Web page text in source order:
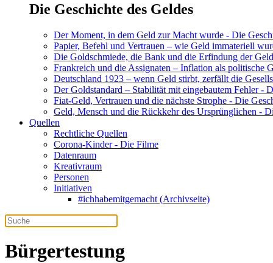
Die Geschichte des Geldes
Der Moment, in dem Geld zur Macht wurde - Die
Papier, Befehl und Vertrauen – wie Geld immateriell
Die Goldschmiede, die Bank und die Erfindung der
Frankreich und die Assignaten – Inflation als politische
Deutschland 1923 – wenn Geld stirbt, zerfällt die
Der Goldstandard – Stabilität mit eingebautem Fehler -
Fiat-Geld, Vertrauen und die nächste Strophe - Die
Geld, Mensch und die Rückkehr des Ursprünglichen -
Quellen
Rechtliche Quellen
Corona-Kinder - Die Filme
Datenraum
Kreativraum
Personen
Initiativen
#ichhabemitgemacht (Archivseite)
Bürgertestung